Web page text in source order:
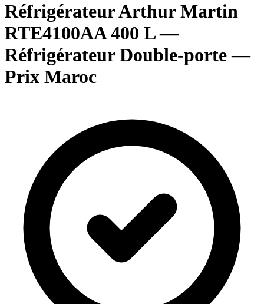
Réfrigérateur Arthur Martin
RTE4100AA 400 L —
Réfrigérateur Double-porte —
Prix Maroc